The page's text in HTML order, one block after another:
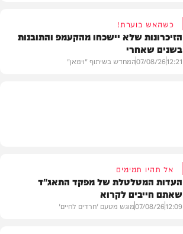
כשהאש בוערת!
הזיכרונות שלא יישכחו מהקעמפ והתובנות
בשנים שאחרי
12:21
07/08/26המחדש בשיתוף "וימאן"
אל תהיו תמימים
העדות המטלטלת של מפקד התאג"ד
שאתם חייבים לקרוא
12:09
07/08/26מוגש מטעם 'חרדים לחיים'